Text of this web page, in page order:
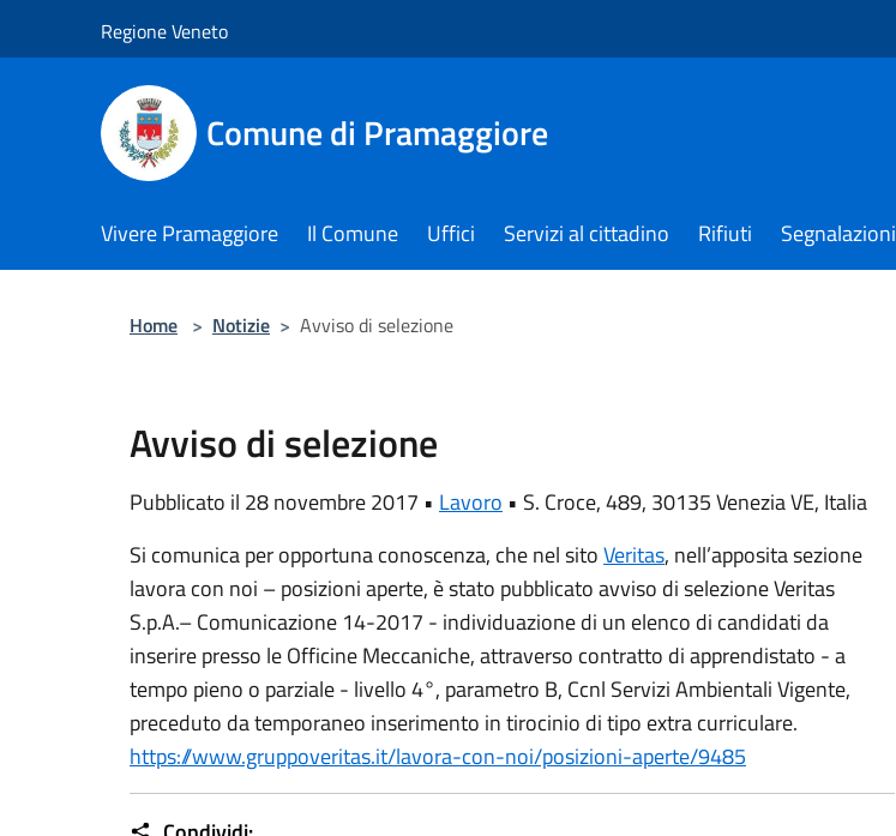
Regione Veneto
Comune di Pramaggiore
Vivere Pramaggiore Il Comune Uffici Servizi al cittadino Rifiuti Segnalazioni
Home > Notizie > Avviso di selezione
Avviso di selezione
Pubblicato il 28 novembre 2017 • Lavoro • S. Croce, 489, 30135 Venezia VE, Italia
Si comunica per opportuna conoscenza, che nel sitoVeritas, nell’apposita sezione
lavora con noi – posizioni aperte, è stato pubblicato avviso di selezione Veritas
S.p.A.– Comunicazione 14-2017 - individuazione di un elenco di candidati da
inserire presso le Officine Meccaniche, attraverso contratto di apprendistato - a
tempo pieno o parziale - livello 4°, parametro B, Ccnl Servizi Ambientali Vigente,
preceduto da temporaneo inserimento in tirocinio di tipo extra curriculare.
https://www.gruppoveritas.it/lavora-con-noi/posizioni-aperte/9485